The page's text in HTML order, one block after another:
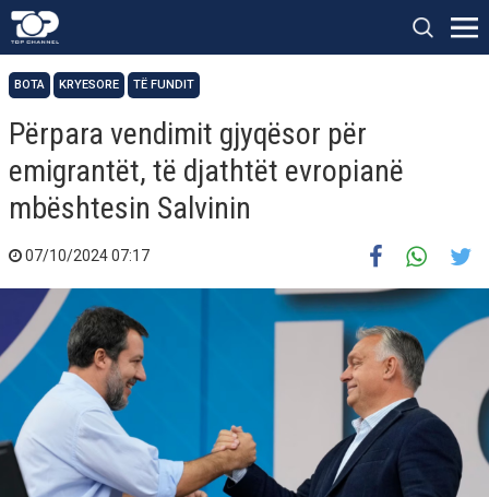
BOTA KRYESORE TË FUNDIT
Përpara vendimit gjyqësor për
emigrantët, të djathtët evropianë
mbështesin Salvinin
07/10/2024 07:17